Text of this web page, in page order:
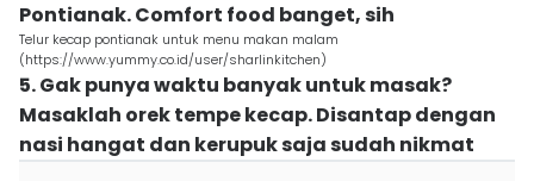
Pontianak. Comfort food banget, sih
Telur kecap pontianak untuk menu makan malam
(https://www.yummy.co.id/user/sharlinkitchen)
5. Gak punya waktu banyak untuk masak?
Masaklah orek tempe kecap. Disantap dengan
nasi hangat dan kerupuk saja sudah nikmat